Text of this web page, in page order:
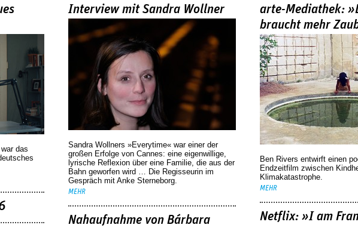
das
Interview mit Sandra Wollner
Sandra Wollners »Everytime« war einer der
großen Erfolge von Cannes: eine eigenwillige,
lyrische Reflexion über eine ­Familie, die aus der
Bahn geworfen wird … Die Regisseurin im
Gespräch mit Anke Sterneborg.
MEHR
Nahaufnahme von Bárbara
arte-Mediathek:
braucht mehr
Ben Rivers entwirft einen
Endzeitfilm zwischen
Klimakatastrophe.
MEHR
Netflix: »I am